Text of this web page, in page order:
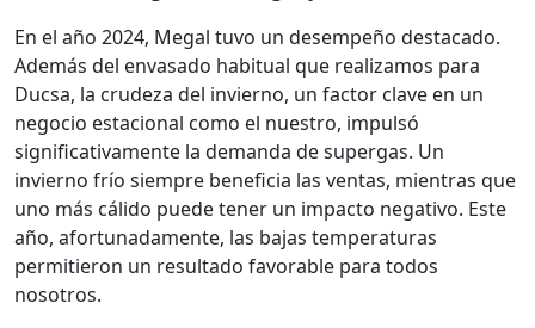
En el año 2024, Megal tuvo un desempeño destacado.
Además del envasado habitual que realizamos para
Ducsa, la crudeza del invierno, un factor clave en un
negocio estacional como el nuestro, impulsó
significativamente la demanda de supergas. Un
invierno frío siempre beneficia las ventas, mientras que
uno más cálido puede tener un impacto negativo. Este
año, afortunadamente, las bajas temperaturas
permitieron un resultado favorable para todos
nosotros.